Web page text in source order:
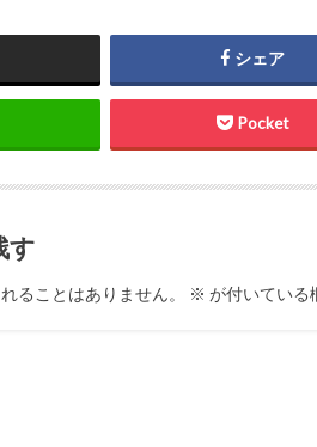
シェア
Pocket
す
ることはありません。 ※ が付いている